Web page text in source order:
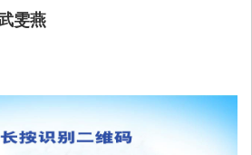
雯燕